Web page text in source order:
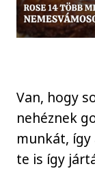
Van, hogy
nehéznek
munkát, így
te is így